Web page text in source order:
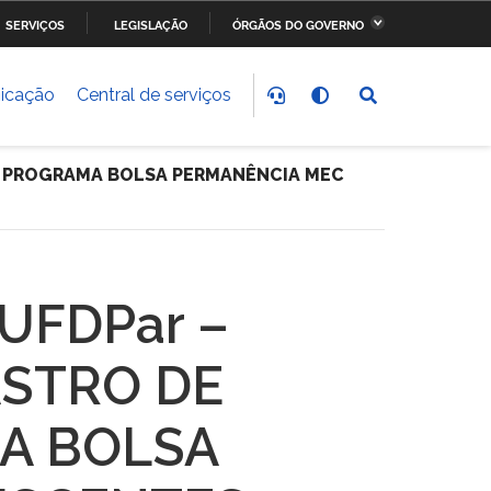
SERVIÇOS LEGISLAÇÃO
ÓRGÃOS DO GOVERNO
Ministério da Saúde
Presidência da República
Central de serviços
BOLSA PERMANÊNCIA MEC
–
DE
BOLSA